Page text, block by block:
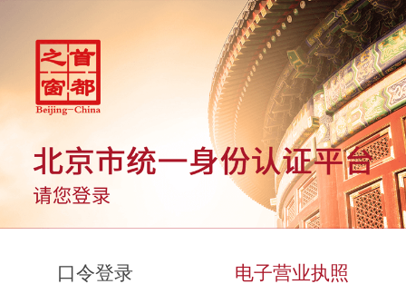
口令登录 电子营业执照